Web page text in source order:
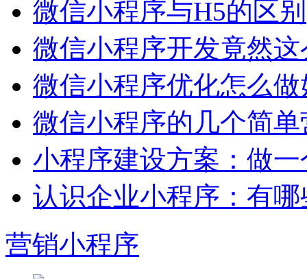
微信小程序与H5的区别
微信小程序开发竟然这
微信小程序优化怎么做
微信小程序的几个简
小程序建设方案：做
认识企业小程序：有
营销小程序